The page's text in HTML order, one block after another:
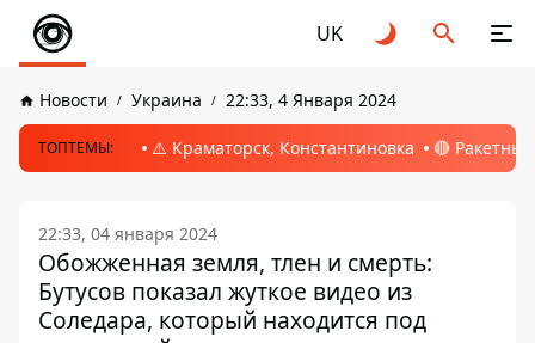
UK
Новости Украина 22:33, 4 Января 2024
ТОПТЕМЫ: ⚠️ Краматорск, Константиновка 🔴
22:33, 04 января 2024
Обожженная земля, тлен и смерть:
Бутусов показал жуткое видео из
Соледара, который находится под